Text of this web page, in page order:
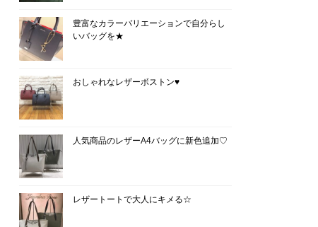
豊富なカラーバリエーションで自分らし
いバッグを★
おしゃれなレザーボストン♥
人気商品のレザーA4バッグに新色追加♡
レザートートで大人にキメる☆